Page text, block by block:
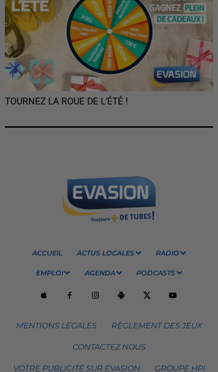
TOURNEZ LA ROUE DE L'ÉTÉ !
ACCUEIL ACTUS LOCALES RADIO
EMPLOI AGENDA PODCASTS
MENTIONS LEGALES RÈGLEMENT DES JEUX
CONTACTEZ NOUS
VOTRE PUBLICITÉ SUR EVASION GROUPE HPI